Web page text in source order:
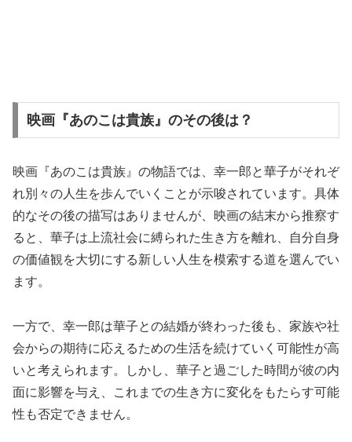
映画『あのこは貴族』のその後は？
映画『あのこは貴族』の物語では、幸一郎と華子がそれぞ
れ別々の人生を歩んでいくことが示唆されています。具体
的なその後の描写はありませんが、映画の結末から推察す
ると、華子は上流社会に縛られた生き方を離れ、自分自身
の価値観を大切にする新しい人生を模索する道を選んでい
ます。
一方で、幸一郎は華子との結婚が終わった後も、家族や社
会からの期待に応えるための生活を続けていく可能性が高
いと考えられます。しかし、華子と過ごした時間が彼の内
面に影響を与え、これまでの生き方に変化をもたらす可能
性も否定できません。